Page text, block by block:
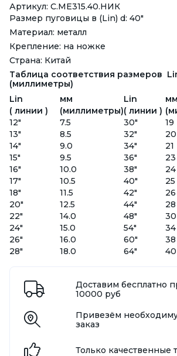
Артикул: С.ME315.40.НИК
Размер пуговицы в (Lin) d: 40"
Материал: металл
Крепление: на ножке
Страна: Китай
Таблица соответствия размеров
(миллиметры)
Lin
мм Lin
мм
( линии )
(миллиметры)( линии )
12"
7.5 30"
19
13"
8.5 32"
20
14"
9.0 34"
21
15"
9.5 36"
23
16"
10.0 38"
24
17"
10.5 40"
25
18"
11.5 42"
26
20"
12.5 44"
28
22"
14.0 48"
30
24"
15.0 54"
34
26"
16.0 60"
38
28"
18.0 64" 40
Доставим бесплатно
10000 руб
Привезём
заказ
Только качественные